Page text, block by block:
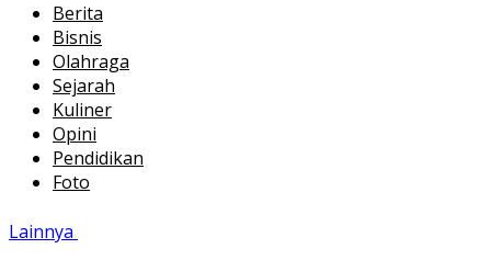
Berita
Bisnis
Olahraga
Sejarah
Kuliner
Opini
Pendidikan
Foto
Lainnya